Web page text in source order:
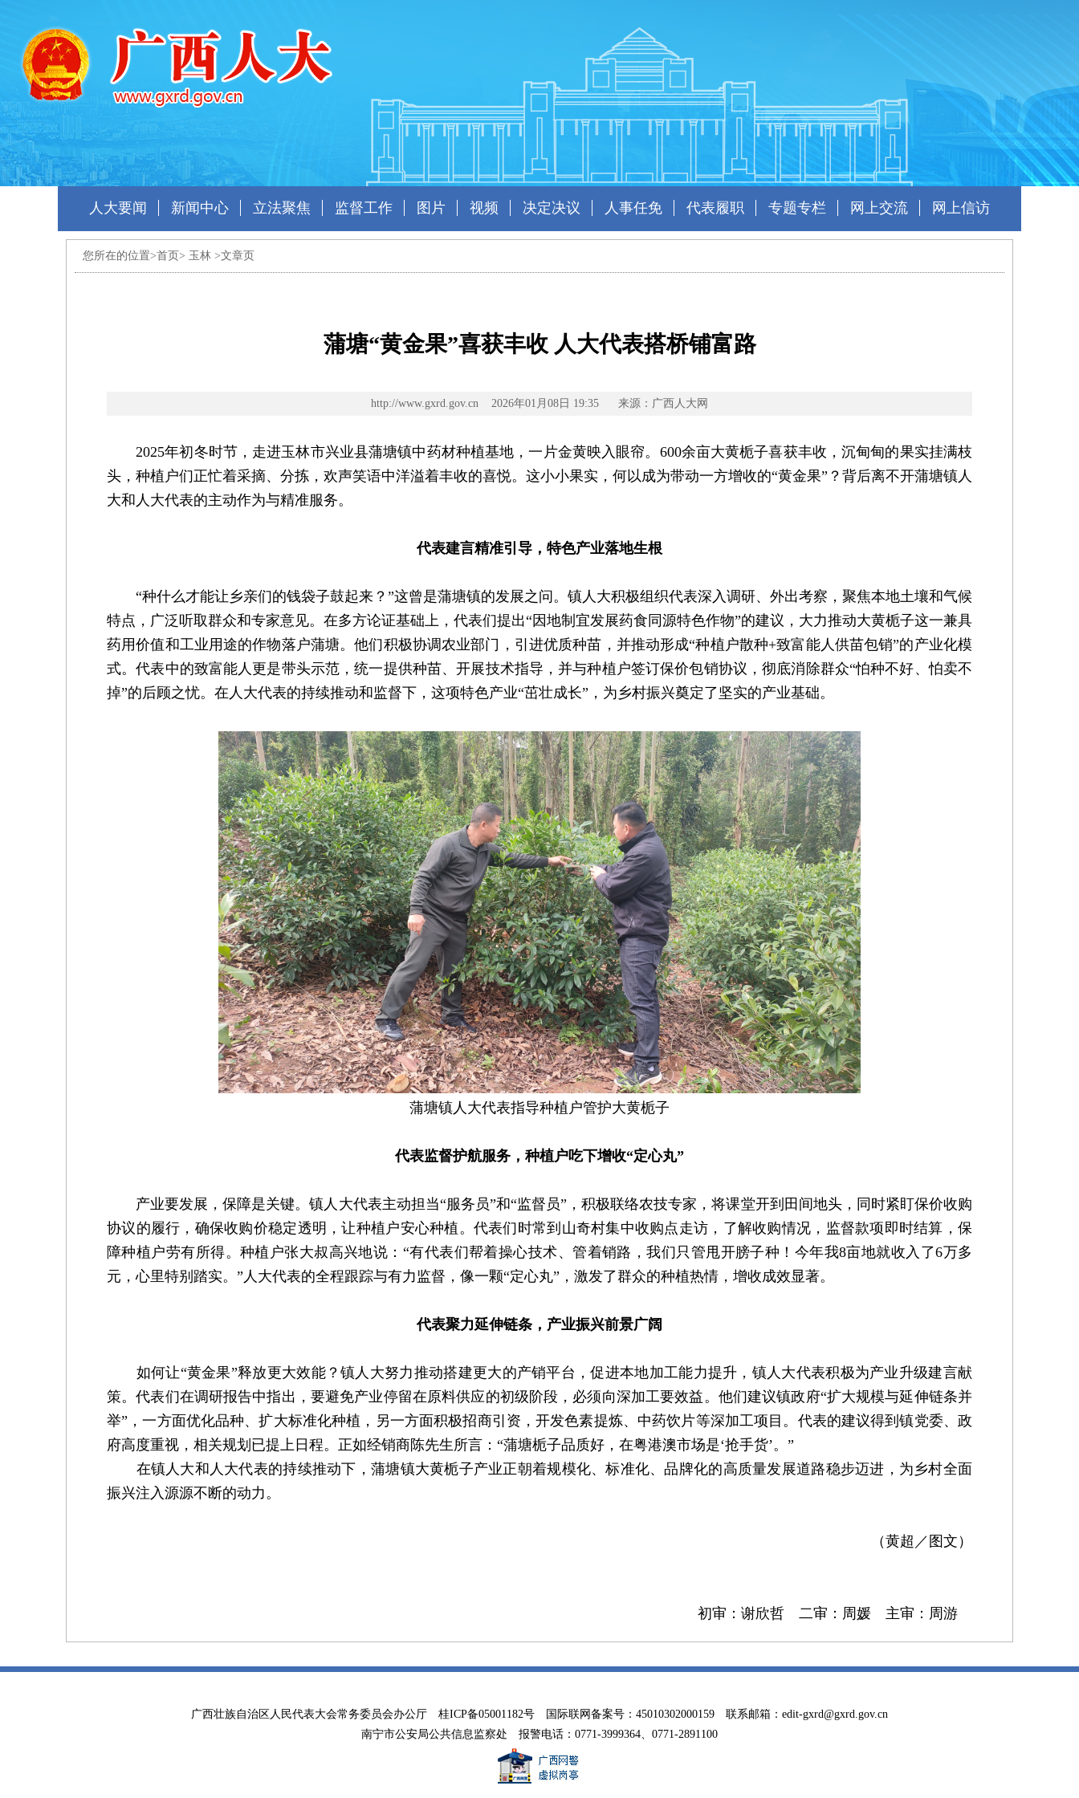
人大要闻 新闻中心 立法聚焦 监督工作 图片 视频 决定决议 人事任免 代表履职 专题专栏 网上交流 网上信访
您所在的位置>首页 > 玉林 >文章页
蒲塘“黄金果”喜获丰收 人大代表搭桥铺富路
http://www.gxrd.gov.cn 2026年01月08日 19:35 来源：广西人大网
2025年初冬时节，走进玉林市兴业县蒲塘镇中药材种植基地，一片金黄映入眼帘。600余亩大黄栀子喜获丰收，沉甸甸的果实挂满枝
头，种植户们正忙着采摘、分拣，欢声笑语中洋溢着丰收的喜悦。这小小果实，何以成为带动一方增收的“黄金果”？背后离不开蒲塘镇人
大和人大代表的主动作为与精准服务。
代表建言精准引导，特色产业落地生根
“种什么才能让乡亲们的钱袋子鼓起来？”这曾是蒲塘镇的发展之问。镇人大积极组织代表深入调研、外出考察，聚焦本地土壤和气候
特点，广泛听取群众和专家意见。在多方论证基础上，代表们提出“因地制宜发展药食同源特色作物”的建议，大力推动大黄栀子这一兼具
药用价值和工业用途的作物落户蒲塘。他们积极协调农业部门，引进优质种苗，并推动形成“种植户散种+致富能人供苗包销”的产业化模
式。代表中的致富能人更是带头示范，统一提供种苗、开展技术指导，并与种植户签订保价包销协议，彻底消除群众“怕种不好、怕卖不
掉”的后顾之忧。在人大代表的持续推动和监督下，这项特色产业“茁壮成长”，为乡村振兴奠定了坚实的产业基础。
蒲塘镇人大代表指导种植户管护大黄栀子
代表监督护航服务，种植户吃下增收“定心丸”
产业要发展，保障是关键。镇人大代表主动担当“服务员”和“监督员”，积极联络农技专家，将课堂开到田间地头，同时紧盯保价收购
协议的履行，确保收购价稳定透明，让种植户安心种植。代表们时常到山奇村集中收购点走访，了解收购情况，监督款项即时结算，保
障种植户劳有所得。种植户张大叔高兴地说：“有代表们帮着操心技术、管着销路，我们只管甩开膀子种！今年我8亩地就收入了6万多
元，心里特别踏实。”人大代表的全程跟踪与有力监督，像一颗“定心丸”，激发了群众的种植热情，增收成效显著。
代表聚力延伸链条，产业振兴前景广阔
如何让“黄金果”释放更大效能？镇人大努力推动搭建更大的产销平台，促进本地加工能力提升，镇人大代表积极为产业升级建言献
策。代表们在调研报告中指出，要避免产业停留在原料供应的初级阶段，必须向深加工要效益。他们建议镇政府“扩大规模与延伸链条并
举”，一方面优化品种、扩大标准化种植，另一方面积极招商引资，开发色素提炼、中药饮片等深加工项目。代表的建议得到镇党委、政
府高度重视，相关规划已提上日程。正如经销商陈先生所言：“蒲塘栀子品质好，在粤港澳市场是‘抢手货’。”
在镇人大和人大代表的持续推动下，蒲塘镇大黄栀子产业正朝着规模化、标准化、品牌化的高质量发展道路稳步迈进，为乡村全面
振兴注入源源不断的动力。
（黄超／图文）
初审：谢欣哲 二审：周媛 主审：周游
广西壮族自治区人民代表大会常务委员会办公厅 桂ICP备05001182号 国际联网备案号：45010302000159 联系邮箱：edit-gxrd@gxrd.gov.cn
南宁市公安局公共信息监察处 报警电话：0771-3999364、0771-2891100